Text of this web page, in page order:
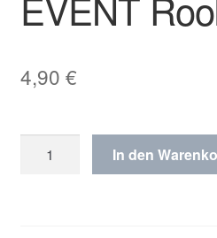
4,90 €
Rookie
In den